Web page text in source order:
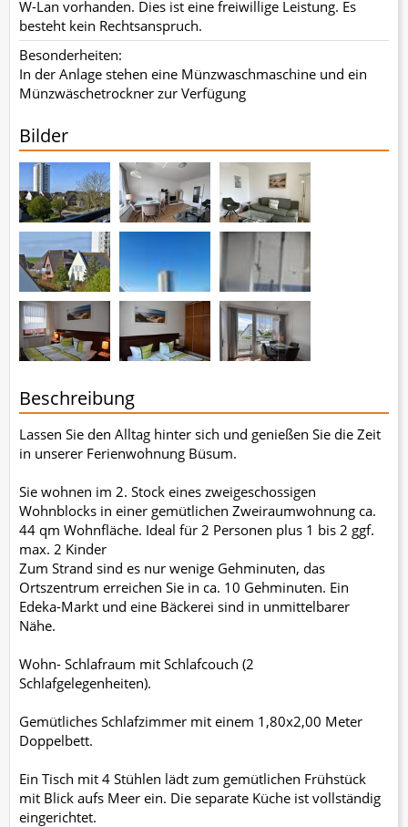
W-Lan vorhanden. Dies ist eine freiwillige Leistung. Es
besteht kein Rechtsanspruch.
Besonderheiten:
In der Anlage stehen eine Münzwaschmaschine und ein
Münzwäschetrockner zur Verfügung
Bilder
Beschreibung
Lassen Sie den Alltag hinter sich und genießen Sie die Zeit
in unserer Ferienwohnung Büsum.
Sie wohnen im 2. Stock eines zweigeschossigen
Wohnblocks in einer gemütlichen Zweiraumwohnung ca.
44 qm Wohnfläche. Ideal für 2 Personen plus 1 bis 2 ggf.
max. 2 Kinder
Zum Strand sind es nur wenige Gehminuten, das
Ortszentrum erreichen Sie in ca. 10 Gehminuten. Ein
Edeka-Markt und eine Bäckerei sind in unmittelbarer
Nähe.
Wohn- Schlafraum mit Schlafcouch (2
Schlafgelegenheiten).
Gemütliches Schlafzimmer mit einem 1,80x2,00 Meter
Doppelbett.
Ein Tisch mit 4 Stühlen lädt zum gemütlichen Frühstück
mit Blick aufs Meer ein. Die separate Küche ist vollständig
eingerichtet.